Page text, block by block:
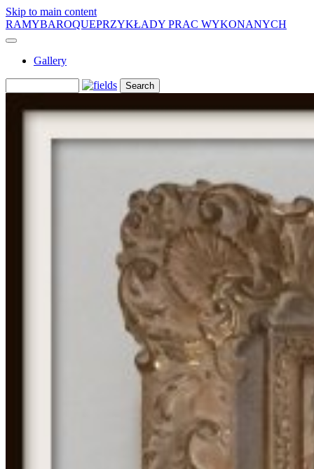
Skip to main content
RAMYBAROQUEPRZYKŁADY PRAC WYKONANYCH
Gallery